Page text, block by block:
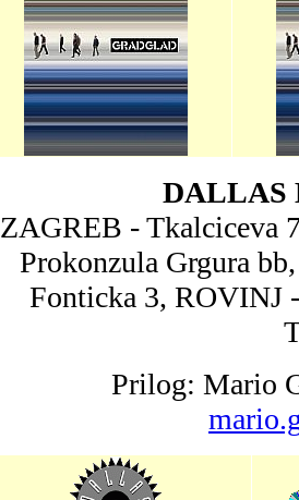
DALLAS
ZAGREB - Tkalciceva
Prokonzula Grgura
Fonticka 3, ROVINJ
Prilog: Mario